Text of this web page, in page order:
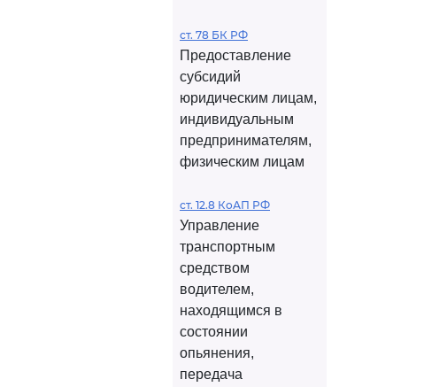
ст. 78 БК РФ
Предоставление
субсидий
юридическим лицам,
индивидуальным
предпринимателям,
физическим лицам
ст. 12.8 КоАП РФ
Управление
транспортным
средством
водителем,
находящимся в
состоянии
опьянения,
передача